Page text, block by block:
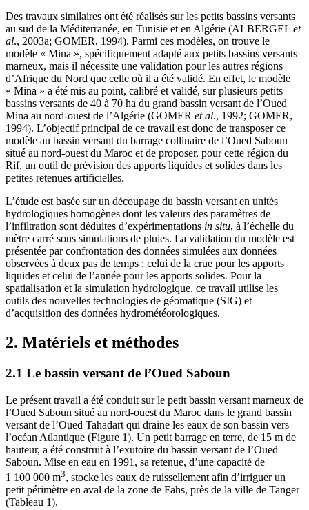
Des travaux similaires ont été réalisés sur les petits bassins versants
au sud de la Méditerranée, en Tunisie et en Algérie (ALBERGEL et
al., 2003a; GOMER, 1994). Parmi ces modèles, on trouve le
modèle « Mina », spécifiquement adapté aux petits bassins versants
marneux, mais il nécessite une validation pour les autres régions
d’Afrique du Nord que celle où il a été validé. En effet, le modèle
« Mina » a été mis au point, calibré et validé, sur plusieurs petits
bassins versants de 40 à 70 ha du grand bassin versant de l’Oued
Mina au nord-ouest de l’Algérie (GOMER et al., 1992; GOMER,
1994). L’objectif principal de ce travail est donc de transposer ce
modèle au bassin versant du barrage collinaire de l’Oued Saboun
situé au nord-ouest du Maroc et de proposer, pour cette région du
Rif, un outil de prévision des apports liquides et solides dans les
petites retenues artificielles.
L’étude est basée sur un découpage du bassin versant en unités
hydrologiques homogènes dont les valeurs des paramètres de
l’infiltration sont déduites d’expérimentations in situ, à l’échelle du
mètre carré sous simulations de pluies. La validation du modèle est
présentée par confrontation des données simulées aux données
observées à deux pas de temps : celui de la crue pour les apports
liquides et celui de l’année pour les apports solides. Pour la
spatialisation et la simulation hydrologique, ce travail utilise les
outils des nouvelles technologies de géomatique (SIG) et
d’acquisition des données hydrométéorologiques.
2. Matériels et méthodes
2.1 Le bassin versant de l’Oued Saboun
Le présent travail a été conduit sur le petit bassin versant marneux de
l’Oued Saboun situé au nord-ouest du Maroc dans le grand bassin
versant de l’Oued Tahadart qui draine les eaux de son bassin vers
l’océan Atlantique (Figure 1). Un petit barrage en terre, de 15 m de
hauteur, a été construit à l’exutoire du bassin versant de l’Oued
Saboun. Mise en eau en 1991, sa retenue, d’une capacité de
1 100 000 m3, stocke les eaux de ruissellement afin d’irriguer un
petit périmètre en aval de la zone de Fahs, près de la ville de Tanger
(Tableau 1).